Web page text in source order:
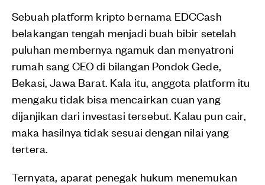
Sebuah platform kripto bernama EDCCash
belakangan tengah menjadi buah bibir setelah
puluhan membernya ngamuk dan menyatroni
rumah sang CEO di bilangan Pondok Gede,
Bekasi, Jawa Barat. Kala itu, anggota platform itu
mengaku tidak bisa mencairkan cuan yang
dijanjikan dari investasi tersebut. Kalau pun cair,
maka hasilnya tidak sesuai dengan nilai yang
tertera.
Ternyata, aparat penegak hukum menemukan